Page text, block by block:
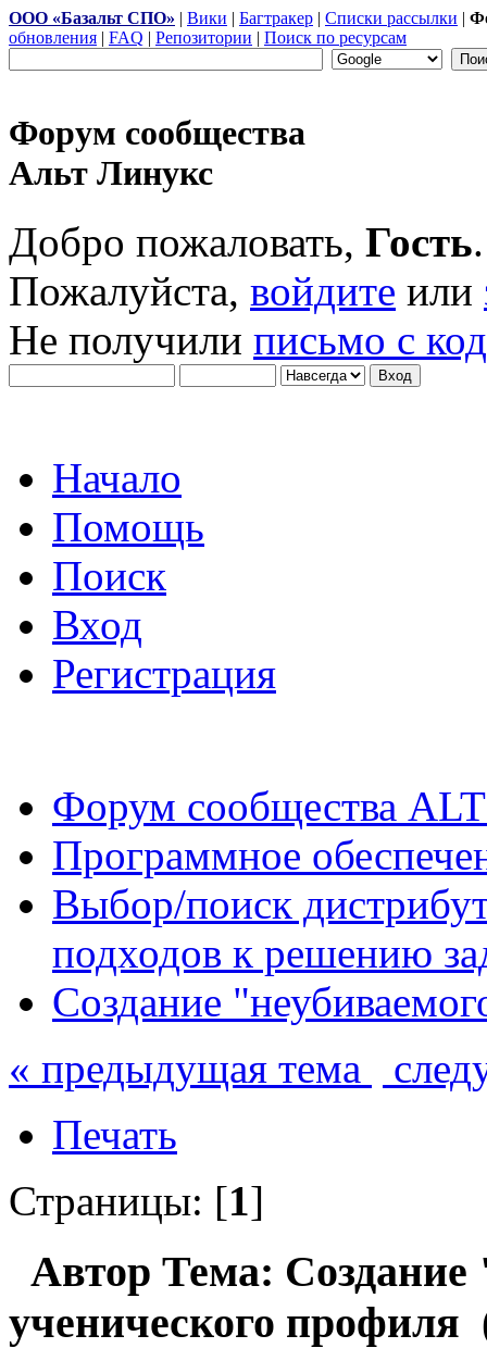
ООО «Базальт СПО» | Вики | Багтракер | Списки рассылки |
обновления | FAQ | Репозитории | Поиск по ресурсам
Форум сообщества
Альт Линукс
Добро пожаловать, Гость.
Пожалуйста, войдите или
Не получили письмо с
Начало
Помощь
Поиск
Вход
Регистрация
Форум сообщества
Программное
Выбор/поиск
подходов к решению
Создание
« предыдущая тема
Печать
Страницы: [1]
Автор Тема: Создание
ученического профиля